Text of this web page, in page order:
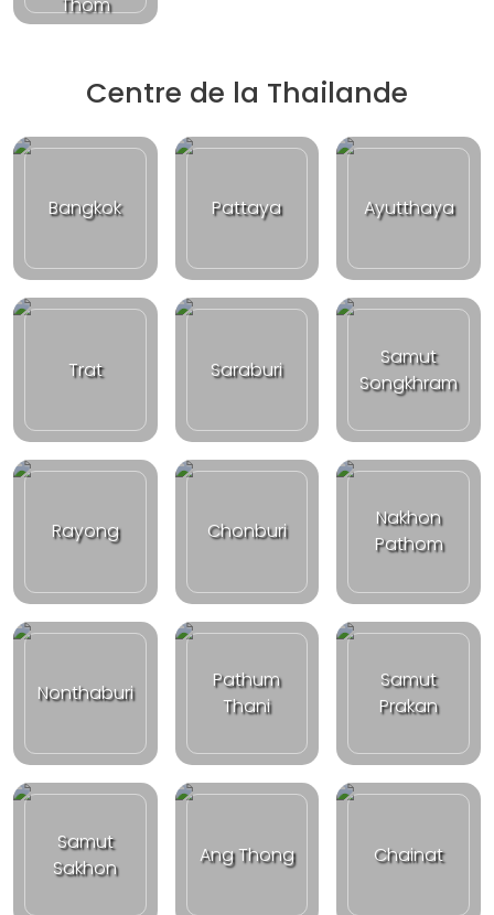
Centre de la Thailande
Bangkok Pattaya Ayutthaya
Trat Saraburi
Samut
Songkhram
Rayong Chonburi
Nakhon
Pathom
Nonthaburi
Pathum
Thani
Samut
Prakan
Samut
Sakhon
Ang Thong Chainat